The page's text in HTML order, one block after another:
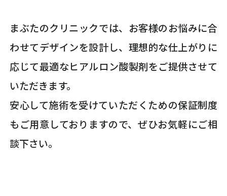
まぶたのクリニックでは、お客様のお悩みに合
わせてデザインを設計し、理想的な仕上がりに
応じて最適なヒアルロン酸製剤をご提供させて
いただきます。
安心して施術を受けていただくための保証制度
もご用意しておりますので、ぜひお気軽にご相
談下さい。